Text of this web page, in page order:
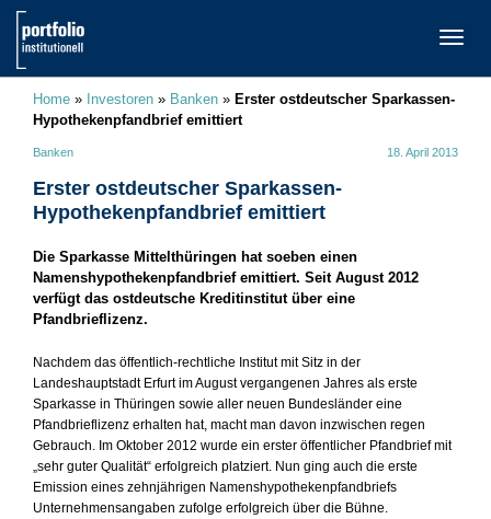
Home » Investoren » Banken » Erster ostdeutscher Sparkassen-
Hypothekenpfandbrief emittiert
Banken 18. April 2013
Erster ostdeutscher Sparkassen-
Hypothekenpfandbrief emittiert
Die Sparkasse Mittelthüringen hat soeben einen
Namenshypothekenpfandbrief emittiert. Seit August 2012
verfügt das ostdeutsche Kreditinstitut über eine
Pfandbrieflizenz.
Nachdem das öffentlich-rechtliche Institut mit Sitz in der
Landeshauptstadt Erfurt im August vergangenen Jahres als erste
Sparkasse in Thüringen sowie aller neuen Bundesländer eine
Pfandbrieflizenz erhalten hat, macht man davon inzwischen regen
Gebrauch. Im Oktober 2012 wurde ein erster öffentlicher Pfandbrief mit
„sehr guter Qualität“ erfolgreich platziert. Nun ging auch die erste
Emission eines zehnjährigen Namenshypothekenpfandbriefs
Unternehmensangaben zufolge erfolgreich über die Bühne.